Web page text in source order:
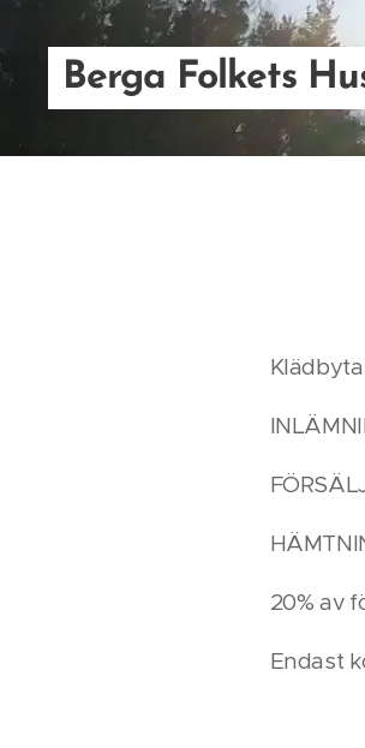
Berga Folkets
20% av
Endast